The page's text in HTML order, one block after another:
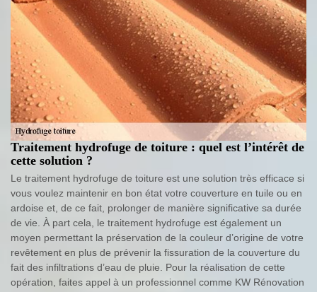
Traitement hydrofuge de toiture : quel est l’intérêt de
cette solution ?
Le traitement hydrofuge de toiture est une solution très efficace si
vous voulez maintenir en bon état votre couverture en tuile ou en
ardoise et, de ce fait, prolonger de manière significative sa durée
de vie. À part cela, le traitement hydrofuge est également un
moyen permettant la préservation de la couleur d’origine de votre
revêtement en plus de prévenir la fissuration de la couverture du
fait des infiltrations d’eau de pluie. Pour la réalisation de cette
opération, faites appel à un professionnel comme KW Rénovation